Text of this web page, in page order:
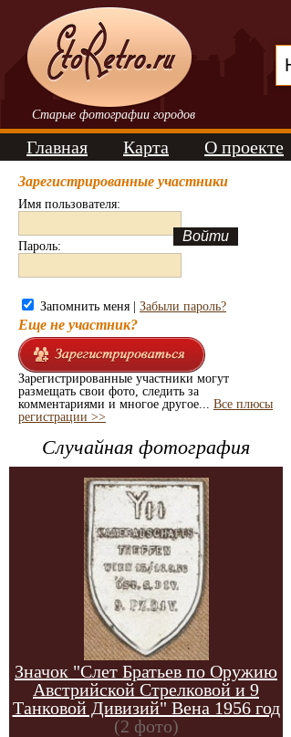
Старые фотографии городов
Главная Карта О проекте
Зарегистрированные участники
Имя пользователя:
Пароль:
Запомнить меня | Забыли пароль?
Еще не участник?
Зарегистрированные участники могут
размещать свои фото, следить за
комментариями и многое другое... Все плюсы
регистрации >>
Случайная фотография
Значок "Слет Братьев по Оружию
Австрийской Стрелковой и 9
Танковой Дивизий" Вена 1956 год
(2 фото)